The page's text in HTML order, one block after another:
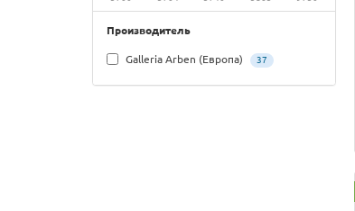
Производитель
Galleria Arben (Европа) 37